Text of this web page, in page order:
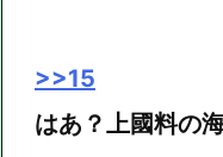
>>15
はあ？上國料の